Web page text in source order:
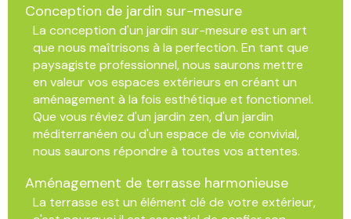
Conception de jardin sur-mesure
La conception d'un jardin sur-mesure est un art
que nous maîtrisons à la perfection. En tant que
paysagiste professionnel, nous saurons mettre
en valeur vos espaces extérieurs en créant un
aménagement à la fois esthétique et fonctionnel.
Que vous rêviez d'un jardin zen, d'un jardin
méditerranéen ou d'un espace de vie convivial,
nous saurons répondre à toutes vos attentes.
Aménagement de terrasse harmonieuse
La terrasse est un élément clé de votre extérieur,